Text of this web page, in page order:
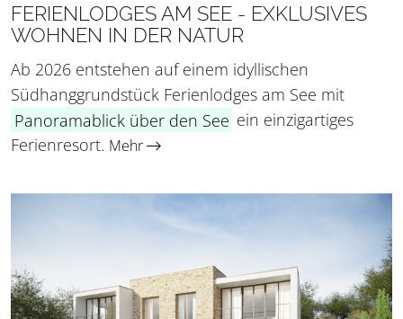
FERIENLODGES AM SEE - EXKLUSIVES
WOHNEN IN DER NATUR
Ab 2026 entstehen auf einem idyllischen
Südhanggrundstück Ferienlodges am See mit
Panoramablick über den See ein einzigartiges
Ferienresort. Mehr